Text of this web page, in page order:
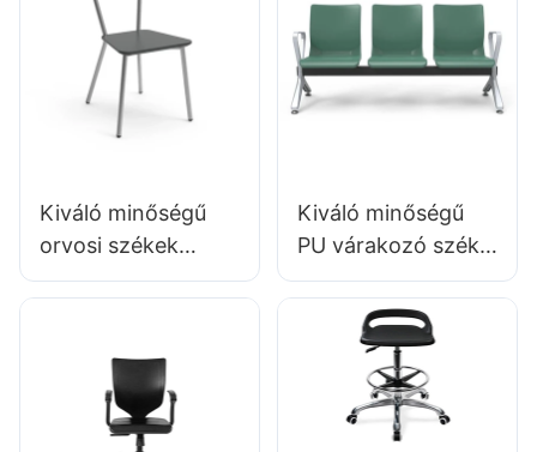
Hewei
HEWEI
Kiváló minőségű
orvosi székek
DC135-1 az
számára
ömlesztett vásárlás
Kiváló minőségű
PU várakozó szék
alumínium OEM
klinika székek
LC099 gyártó